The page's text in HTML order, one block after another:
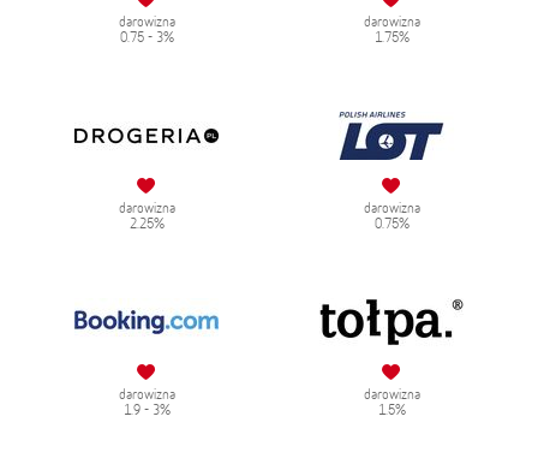
darowizna
0.75 - 3%
darowizna
1.75%
darowizna
2.25%
darowizna
0.75%
darowizna
1.9 - 3%
darowizna
1.5%